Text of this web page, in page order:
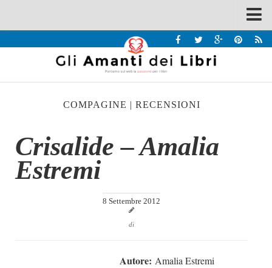
Recensioni
Interviste & Incontri
Chi siamo
Contatti
COMPAGINE | RECENSIONI
Crisalide – Amalia
Estremi
8 Settembre 2012
di
Autore: Amalia Estremi